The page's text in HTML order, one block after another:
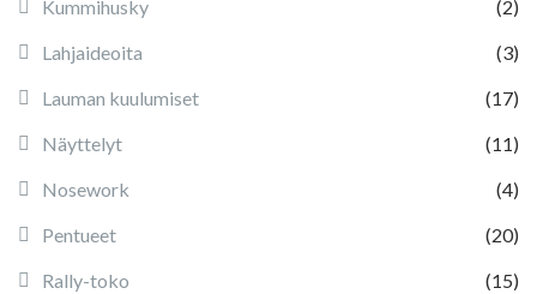
Kummihusky
(2)
Lahjaideoita
(3)
Lauman kuulumiset
(17)
Näyttelyt
(11)
Nosework
(4)
Pentueet
(20)
Rally-toko
(15)